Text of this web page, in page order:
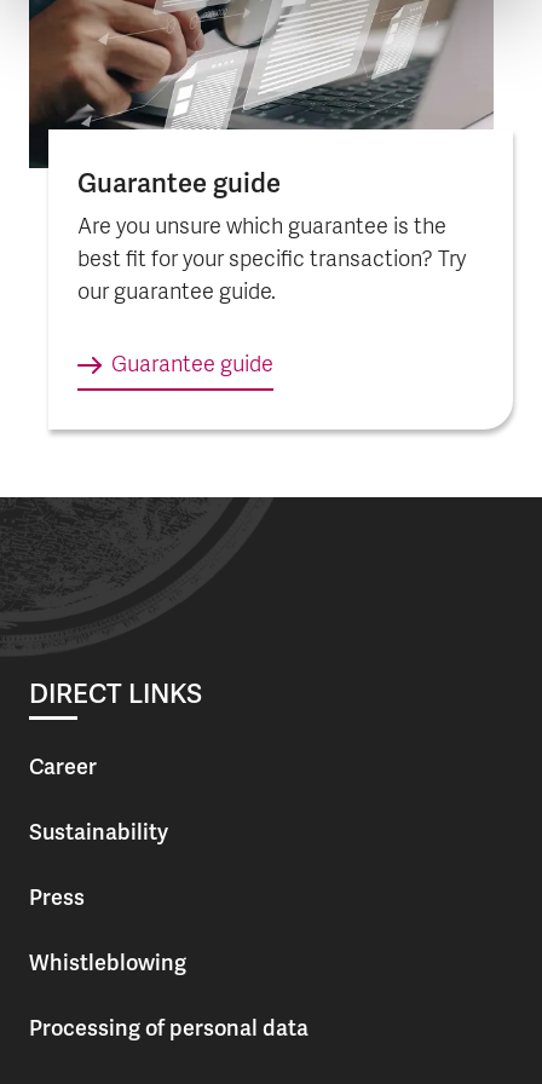
Guarantee guide
Are you unsure which guarantee is the
best fit for your specific transaction? Try
our guarantee guide.
Guarantee guide
DIRECT LINKS
Career
Sustainability
Press
Whistleblowing
Processing of personal data